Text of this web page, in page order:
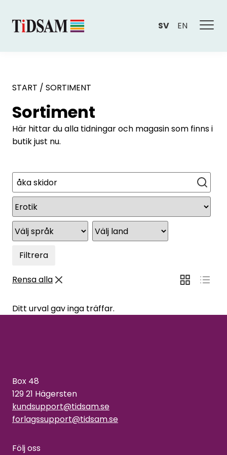
SV EN
START / SORTIMENT
Sortiment
Här hittar du alla tidningar och magasin som finns i
butik just nu.
Sök
Filtrera
Rensa alla
Ditt urval gav inga träffar.
Box 48
129 21 Hägersten
kundsupport@tidsam.se
forlagssupport@tidsam.se
Följ oss